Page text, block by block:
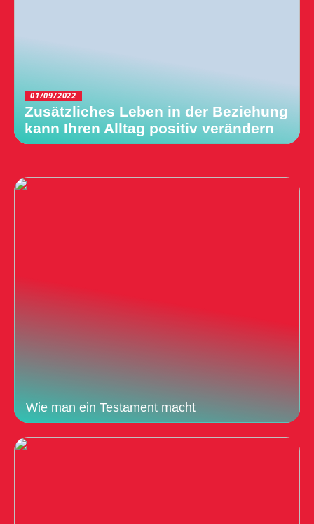
01/09/2022
Zusätzliches Leben in der Beziehung
kann Ihren Alltag positiv verändern
Wie man ein Testament macht